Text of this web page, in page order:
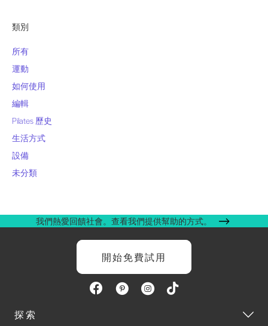
類別
所有
運動
如何使用
編輯
Pilates 歷史
生活方式
設備
未分類
我們熱愛回饋社會。查看我們提供幫助的方式。
開始免費試用
探索